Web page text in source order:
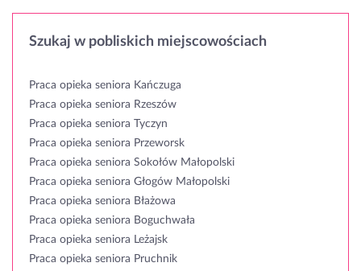
Szukaj w pobliskich miejscowościach
Praca opieka seniora Kańczuga
Praca opieka seniora Rzeszów
Praca opieka seniora Tyczyn
Praca opieka seniora Przeworsk
Praca opieka seniora Sokołów Małopolski
Praca opieka seniora Głogów Małopolski
Praca opieka seniora Błażowa
Praca opieka seniora Boguchwała
Praca opieka seniora Leżajsk
Praca opieka seniora Pruchnik